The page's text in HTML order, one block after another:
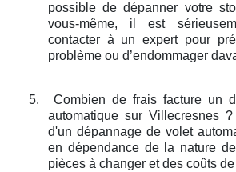
possible de dépanner votre
vous-même, il est
contacter à un expert pour
problème ou d’endommager
5.
Combien de frais facture un
automatique sur Villecresnes
d'un dépannage de volet
en dépendance de la nature
pièces à changer et des coûts